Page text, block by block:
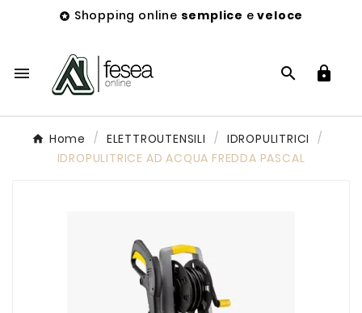
 Shopping online semplice eveloce
  
Home ELETTROUTENSILI
IDROPULITRICI
IDROPULITRICE AD ACQUA FREDDA PASCAL